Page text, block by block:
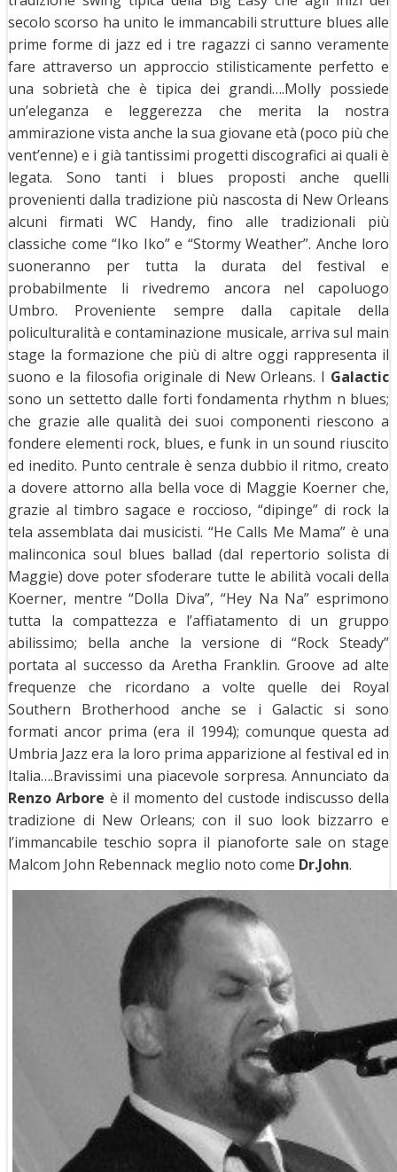
secolo scorso ha unito le immancabili strutture blues alle
prime forme di jazz ed i tre ragazzi ci sanno veramente
fare attraverso un approccio stilisticamente perfetto e
una sobrietà che è tipica dei grandi….Molly possiede
un’eleganza e leggerezza che merita la nostra
ammirazione vista anche la sua giovane età (poco più che
vent’enne) e i già tantissimi progetti discografici ai quali è
legata. Sono tanti i blues proposti anche quelli
provenienti dalla tradizione più nascosta di New Orleans
alcuni firmati WC Handy, fino alle tradizionali più
classiche come “Iko Iko” e “Stormy Weather”. Anche loro
suoneranno per tutta la durata del festival e
probabilmente li rivedremo ancora nel capoluogo
Umbro. Proveniente sempre dalla capitale della
policulturalità e contaminazione musicale, arriva sul main
stage la formazione che più di altre oggi rappresenta il
suono e la filosofia originale di New Orleans. I Galactic
sono un settetto dalle forti fondamenta rhythm n blues;
che grazie alle qualità dei suoi componenti riescono a
fondere elementi rock, blues, e funk in un sound riuscito
ed inedito. Punto centrale è senza dubbio il ritmo, creato
a dovere attorno alla bella voce di Maggie Koerner che,
grazie al timbro sagace e roccioso, “dipinge” di rock la
tela assemblata dai musicisti. “He Calls Me Mama” è una
malinconica soul blues ballad (dal repertorio solista di
Maggie) dove poter sfoderare tutte le abilità vocali della
Koerner, mentre “Dolla Diva”, “Hey Na Na” esprimono
tutta la compattezza e l’affiatamento di un gruppo
abilissimo; bella anche la versione di “Rock Steady”
portata al successo da Aretha Franklin. Groove ad alte
frequenze che ricordano a volte quelle dei Royal
Southern Brotherhood anche se i Galactic si sono
formati ancor prima (era il 1994); comunque questa ad
Umbria Jazz era la loro prima apparizione al festival ed in
Italia….Bravissimi una piacevole sorpresa. Annunciato da
Renzo Arbore è il momento del custode indiscusso della
tradizione di New Orleans; con il suo look bizzarro e
l’immancabile teschio sopra il pianoforte sale on stage
Malcom John Rebennack meglio noto come Dr.John.